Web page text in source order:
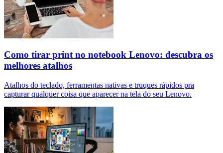
Como tirar print no notebook Lenovo: descubra os
melhores atalhos
Atalhos do teclado, ferramentas nativas e truques rápidos pra
capturar qualquer coisa que aparecer na tela do seu Lenovo.